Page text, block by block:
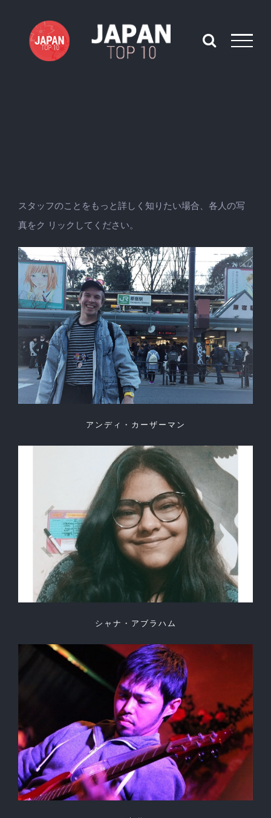
content
スタッフのことをもっと詳しく知りたい場合、各人の写
真をク リックしてください。
アンディ・カーザーマン
シャナ・アブラハム